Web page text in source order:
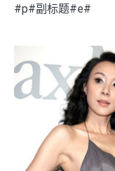
#p#副标题#e#